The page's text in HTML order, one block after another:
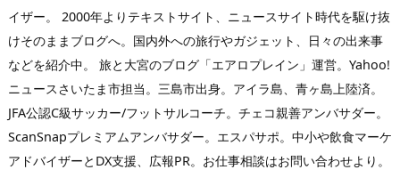
イザー。 2000年よりテキストサイト、ニュースサイト時代を駆け抜
けそのままブログへ。国内外への旅行やガジェット、日々の出来事
などを紹介中。 旅と大宮のブログ「エアロプレイン」運営。Yahoo!
ニュースさいたま市担当。三島市出身。アイラ島、青ヶ島上陸済。
JFA公認C級サッカー/フットサルコーチ。チェコ親善アンバサダー。
ScanSnapプレミアムアンバサダー。エスパサポ。中小や飲食マーケ
アドバイザーとDX支援、広報PR。お仕事相談はお問い合わせより。